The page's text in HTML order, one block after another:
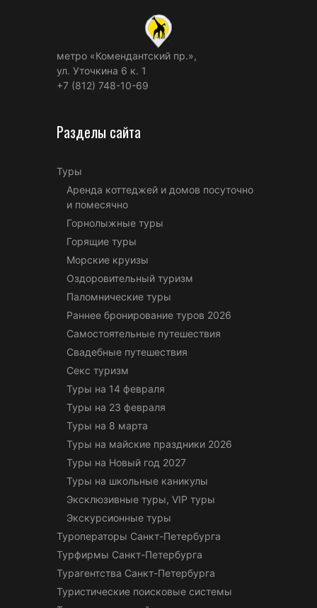
метро «Комендантский пр.»,
ул. Уточкина 6 к. 1
+7 (812) 748-10-69
Разделы сайта
Туры
Аренда коттеджей и домов посуточно
и помесячно
Горнолыжные туры
Горящие туры
Морские круизы
Оздоровительный туризм
Паломнические туры
Раннее бронирование туров 2026
Самостоятельные путешествия
Свадебные путешествия
Секс туризм
Туры на 14 февраля
Туры на 23 февраля
Туры на 8 марта
Туры на майские праздники 2026
Туры на Новый год 2027
Туры на школьные каникулы
Эксклюзивные туры, VIP туры
Экскурсионные туры
Туроператоры Санкт-Петербурга
Турфирмы Санкт-Петербурга
Турагентства Санкт-Петербурга
Туристические поисковые системы